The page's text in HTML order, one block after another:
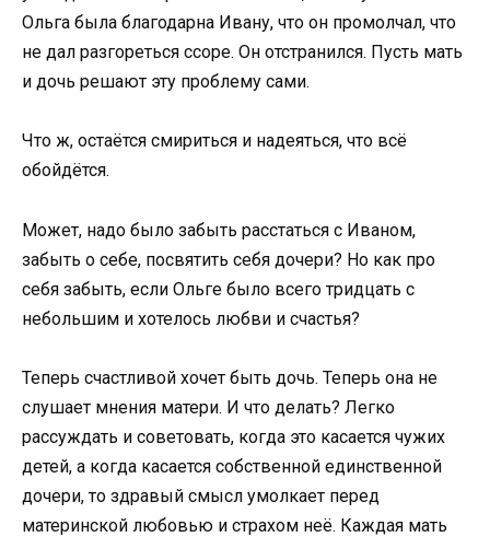
Ольга была благодарна Ивану, что он промолчал, что
не дал разгореться ссоре. Он отстранился. Пусть мать
и дочь решают эту проблему сами.
Что ж, остаётся смириться и надеяться, что всё
обойдётся.
Может, надо было забыть расстаться с Иваном,
забыть о себе, посвятить себя дочери? Но как про
себя забыть, если Ольге было всего тридцать с
небольшим и хотелось любви и счастья?
Теперь счастливой хочет быть дочь. Теперь она не
слушает мнения матери. И что делать? Легко
рассуждать и советовать, когда это касается чужих
детей, а когда касается собственной единственной
дочери, то здравый смысл умолкает перед
материнской любовью и страхом неё. Каждая мать